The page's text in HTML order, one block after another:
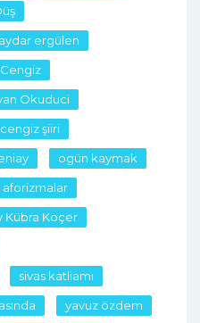
ergülen
Okuduci
şiiri
ogün kaymak
aforizmalar
Kübra Koçer
sivas katliamı
yavuz özdem